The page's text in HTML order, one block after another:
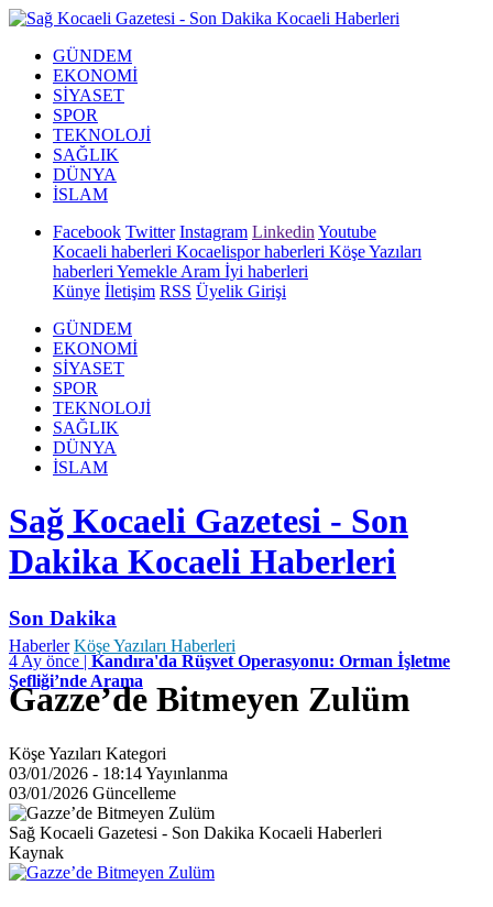
GÜNDEM
EKONOMİ
SİYASET
SPOR
TEKNOLOJİ
SAĞLIK
DÜNYA
İSLAM
Facebook Twitter Instagram Linkedin Youtube
Kocaeli haberleri Kocaelispor haberleri Köşe Yazıları
haberleri Yemekle Aram İyi haberleri
Künye İletişim RSS Üyelik Girişi
GÜNDEM
EKONOMİ
SİYASET
SPOR
TEKNOLOJİ
SAĞLIK
DÜNYA
İSLAM
Sağ Kocaeli Gazetesi - Son
Dakika Kocaeli Haberleri
Son Dakika
4 Ay önce | Kandıra'da Rüşvet Operasyonu: Orman İşletme
Şefliği’nde Arama
Haberler Köşe Yazıları Haberleri
Gazze’de Bitmeyen Zulüm
Köşe Yazıları Kategori
03/01/2026 - 18:14Yayınlanma
03/01/2026 Güncelleme
Sağ Kocaeli Gazetesi - Son Dakika Kocaeli Haberleri
Kaynak